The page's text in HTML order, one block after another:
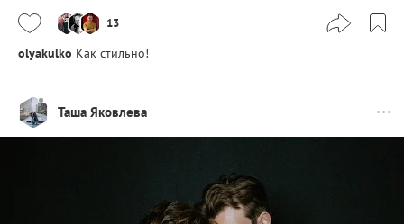
13
olyakulko Как стильно!
Таша Яковлева